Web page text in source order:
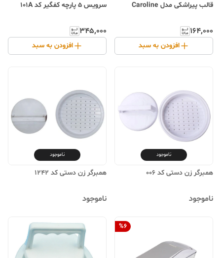
قالب پیراشکی مدل Caroline
۱۶۴٬۰۰۰
افزودن به سبد
سرویس 5 پارچه کفگیر کد 101A
۳۴۵٬۰۰۰
افزودن به سبد
ناموجود
همبرگر زن دستی کد 006
ناموجود
ناموجود
همبرگر زن دستی کد 1242
ناموجود
%6